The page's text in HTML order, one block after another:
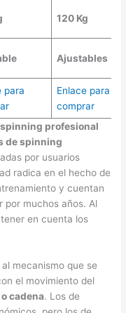
120 Kg
Ajustables
para
Enlace para
comprar
profesional
de spinning
por usuarios
radica en el hecho de
y cuentan
por muchos años. Al
en cuenta los
mecanismo que se
el movimiento del
cadena. Los de